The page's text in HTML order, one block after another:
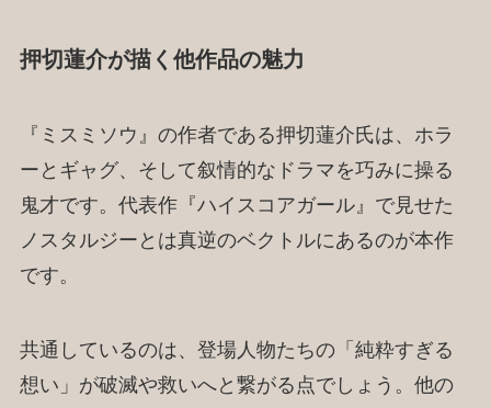
押切蓮介が描く他作品の魅力
『ミスミソウ』の作者である押切蓮介氏は、ホラ
ーとギャグ、そして叙情的なドラマを巧みに操る
鬼才です。代表作『ハイスコアガール』で見せた
ノスタルジーとは真逆のベクトルにあるのが本作
です。
共通しているのは、登場人物たちの「純粋すぎる
想い」が破滅や救いへと繋がる点でしょう。他の